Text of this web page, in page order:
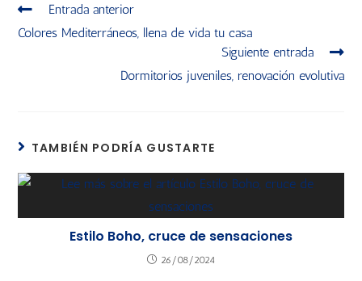
Entrada anterior
Colores Mediterráneos, llena de vida tu casa
Siguiente entrada
Dormitorios juveniles, renovación evolutiva
TAMBIÉN PODRÍA GUSTARTE
Estilo Boho, cruce de sensaciones
26/08/2024